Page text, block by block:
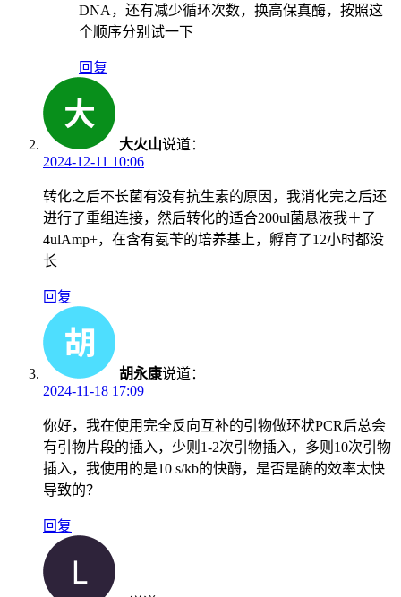
DNA，还有减少循环次数，换高保真酶，按照这
个顺序分别试一下
回复
大火山说道：
2024-12-11 10:06
转化之后不长菌有没有抗生素的原因，我消化完之后还
进行了重组连接，然后转化的适合200ul菌悬液我＋了
4ulAmp+，在含有氨苄的培养基上，孵育了12小时都没
长
回复
胡永康说道：
2024-11-18 17:09
你好，我在使用完全反向互补的引物做环状PCR后总会
有引物片段的插入，少则1-2次引物插入，多则10次引物
插入，我使用的是10 s/kb的快酶，是否是酶的效率太快
导致的？
回复